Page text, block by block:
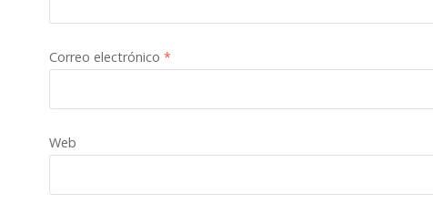
Correo electrónico *
Web